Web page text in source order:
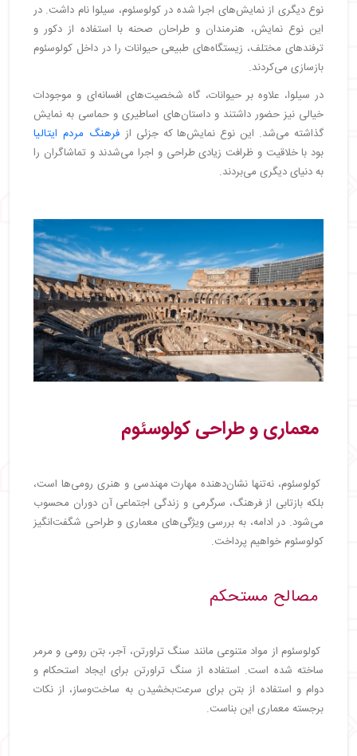
نوع دیگری از نمایش‌های اجرا شده در کولوسئوم، سیلوا نام داشت. در
این نوع نمایش، هنرمندان و طراحان صحنه با استفاده از دکور و
ترفندهای مختلف، زیستگاه‌های طبیعی حیوانات را در داخل کولوسئوم
بازسازی می‌کردند.
در سیلوا، علاوه بر حیوانات، گاه شخصیت‌های افسانه‌ای و موجودات
خیالی نیز حضور داشتند و داستان‌های اساطیری و حماسی به نمایش
گذاشته می‌شد. این نوع نمایش‌ها که جزئی از فرهنگ مردم ایتالیا
بود با خلاقیت و ظرافت زیادی طراحی و اجرا می‌شدند و تماشاگران را
به دنیای دیگری می‌بردند.
معماری و طراحی کولوسئوم
کولوسئوم، نه‌تنها نشان‌دهنده مهارت مهندسی و هنری رومی‌ها است،
بلکه بازتابی از فرهنگ، سرگرمی و زندگی اجتماعی آن دوران محسوب
می‌شود. در ادامه، به بررسی ویژگی‌های معماری و طراحی شگفت‌انگیز
کولوسئوم خواهیم پرداخت.
مصالح مستحکم
کولوسئوم از مواد متنوعی مانند سنگ تراورتن، آجر، بتن رومی و مرمر
ساخته شده است. استفاده از سنگ تراورتن برای ایجاد استحکام و
دوام و استفاده از بتن برای سرعت‌بخشیدن به ساخت‌وساز، از نکات
برجسته معماری این بناست.